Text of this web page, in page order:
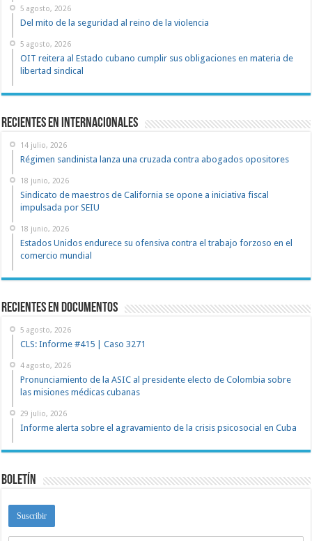
5 agosto, 2026
Del mito de la seguridad al reino de la violencia
5 agosto, 2026
OIT reitera al Estado cubano cumplir sus obligaciones en materia de
libertad sindical
Recientes en Internacionales
14 julio, 2026
Régimen sandinista lanza una cruzada contra abogados opositores
18 junio, 2026
Sindicato de maestros de California se opone a iniciativa fiscal
impulsada por SEIU
18 junio, 2026
Estados Unidos endurece su ofensiva contra el trabajo forzoso en el
comercio mundial
recientes en documentos
5 agosto, 2026
CLS: Informe #415 | Caso 3271
4 agosto, 2026
Pronunciamiento de la ASIC al presidente electo de Colombia sobre
las misiones médicas cubanas
29 julio, 2026
Informe alerta sobre el agravamiento de la crisis psicosocial en Cuba
Boletín